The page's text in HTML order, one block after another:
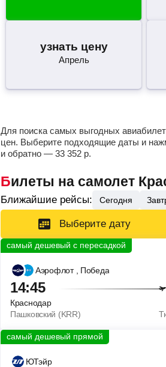
узнать цену
Апрель
Для поиска самых выгодных
цен. Выберите подходящие даты и
и обратно — 33 352 р.
Билеты на самолет
Ближайшие рейсы: Сегодня
Выберите дату
Аэрофлот , Победа
14:45
Краснодар
Пашковский (KRR)
ЮТэйр